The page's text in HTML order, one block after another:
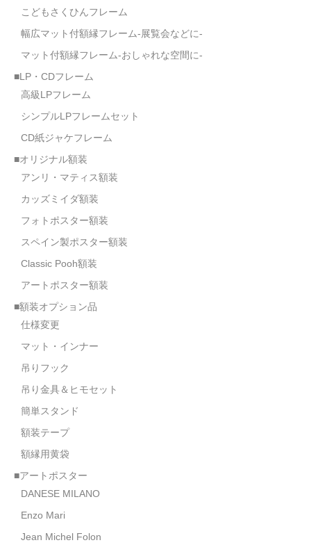
オーダーメイド額装
額装参考作品
ショップ
こどもさくひんフレーム
幅広マット付額縁フレーム-展覧会などに-
マット付額縁フレーム-おしゃれな空間に-
■LP・CDフレーム
高級LPフレーム
シンプルLPフレームセット
CD紙ジャケフレーム
■オリジナル額装
アンリ・マティス額装
カッズミイダ額装
フォトポスター額装
スペイン製ポスター額装
Classic Pooh額装
アートポスター額装
■額装オプション品
仕様変更
マット・インナー
吊りフック
吊り金具＆ヒモセット
簡単スタンド
額装テープ
額縁用黄袋
■アートポスター
DANESE MILANO
Enzo Mari
Jean Michel Folon